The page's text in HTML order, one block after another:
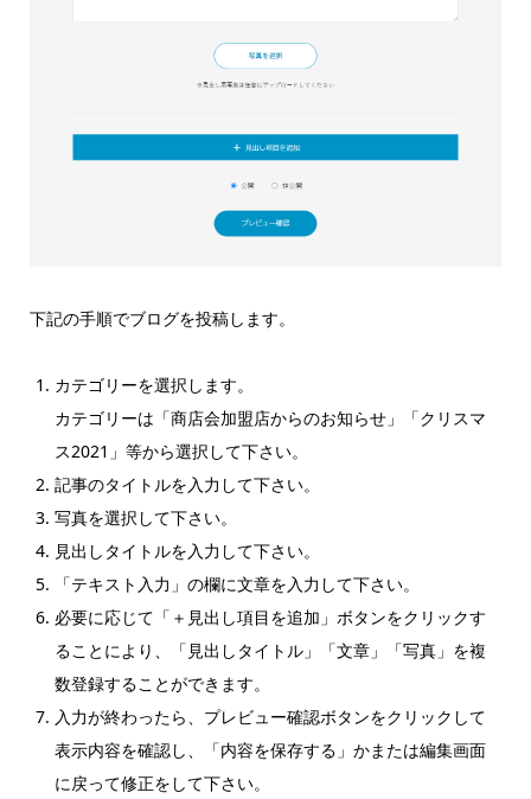
下記の手順でブログを投稿します。
カテゴリーを選択します。
カテゴリーは「商店会加盟店からのお知らせ」「クリスマ
ス2021」等から選択して下さい。
記事のタイトルを入力して下さい。
写真を選択して下さい。
見出しタイトルを入力して下さい。
「テキスト入力」の欄に文章を入力して下さい。
必要に応じて「＋見出し項目を追加」ボタンをクリックす
ることにより、「見出しタイトル」「文章」「写真」を複
数登録することができます。
入力が終わったら、プレビュー確認ボタンをクリックして
表示内容を確認し、「内容を保存する」かまたは編集画面
に戻って修正をして下さい。